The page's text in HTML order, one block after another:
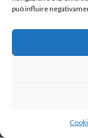
può influire